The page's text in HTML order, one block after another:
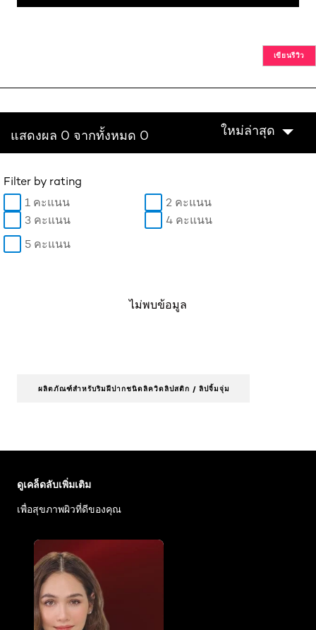
เขียนรีวิว
แสดงผล 0 จากทั้งหมด 0 ใหม่ล่าสุด
Filter by rating
1 คะแนน
2 คะแนน
3 คะแนน
4 คะแนน
5 คะแนน
ไม่พบข้อมูล
ผลิตภัณฑ์สำหรับริมฝีปากชนิดลิควิดลิปสติก / ลิปจิ้มจุ่ม
ดูเคล็ดลับเพิ่มเติม
เพื่อสุขภาพผิวที่ดีของคุณ